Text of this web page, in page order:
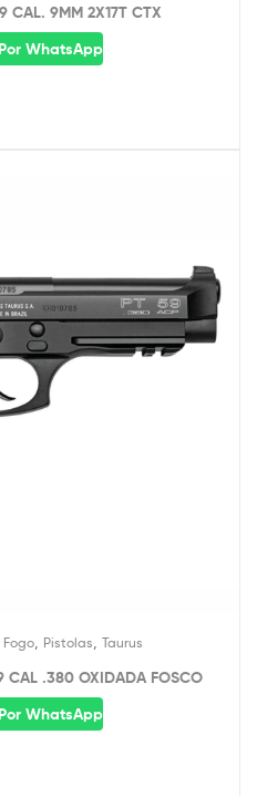
CAL. 9MM 2X17T CTX
WhatsApp
, Pistolas Taurus
CAL .380 OXIDADA FOSCO
WhatsApp